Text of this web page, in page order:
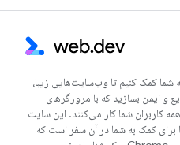
کمک کنیم تا وب‌سایت‌هایی زیبا،
بسازید که با مرورگرهای
شما کار می‌کنند. این سایت
کمک به شما در آن سفر است که